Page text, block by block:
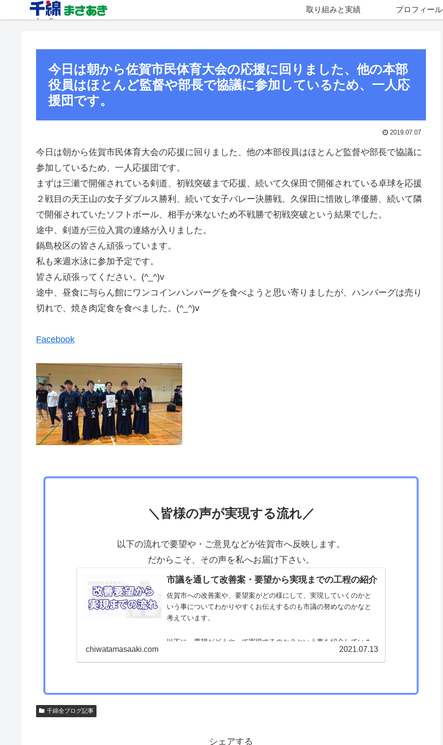
取り組みと実績 プロフィール
今日は朝から佐賀市民体育大会の応援に回りました、他の本部
役員はほとんど監督や部長で協議に参加しているため、一人応
援団です。
2019.07.07
今日は朝から佐賀市民体育大会の応援に回りました、他の本部役員はほとんど監督や部長で協議に
参加しているため、一人応援団です。
まずは三瀬で開催されている剣道、初戦突破まで応援、続いて久保田で開催されている卓球を応援
２戦目の天王山の女子ダブルス勝利、続いて女子バレー決勝戦、久保田に惜敗し準優勝、続いて隣
で開催されていたソフトボール、相手が来ないため不戦勝で初戦突破という結果でした。
途中、剣道が三位入賞の連絡が入りました。
鍋島校区の皆さん頑張っています。
私も来週水泳に参加予定です。
皆さん頑張ってください。(^_^)v
途中、昼食に与らん館にワンコインハンバーグを食べようと思い寄りましたが、ハンバーグは売り
切れで、焼き肉定食を食べました。(^_^)v
Facebook
＼皆様の声が実現する流れ／
以下の流れで要望や・ご意見などが佐賀市へ反映します。
だからこそ、その声を私へお届け下さい。
市議を通して改善案・要望から実現までの工程の紹介
佐賀市への改善案や、要望案がどの様にして、実現していくのかと
いう事についてわかりやすくお伝えするのも市議の努めなのかなと
考えています。
以下に、要望がどうやって実現するのか？という事を紹介していま
佐賀市の改善・要望が実…
chiwatamasaaki.com 2021.07.13
千綿全ブログ記事
シェアする